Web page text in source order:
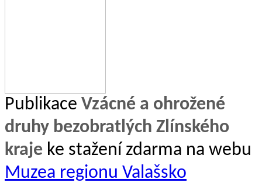
Publikace Vzácné a ohrožené
druhy bezobratlých Zlínského
kraje ke stažení zdarma na webu
Muzea regionu Valašsko